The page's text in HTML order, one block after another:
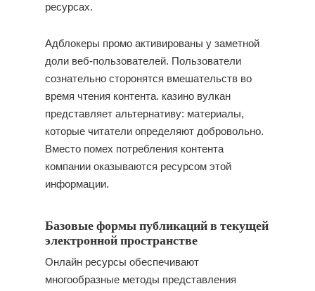
ресурсах.
Адблокеры промо активированы у заметной
доли веб-пользователей. Пользователи
сознательно сторонятся вмешательств во
время чтения контента. казино вулкан
представляет альтернативу: материалы,
которые читатели определяют добровольно.
Вместо помех потребления контента
компании оказываются ресурсом этой
информации.
Базовые формы публикаций в текущей
электронной пространстве
Онлайн ресурсы обеспечивают
многообразные методы представления